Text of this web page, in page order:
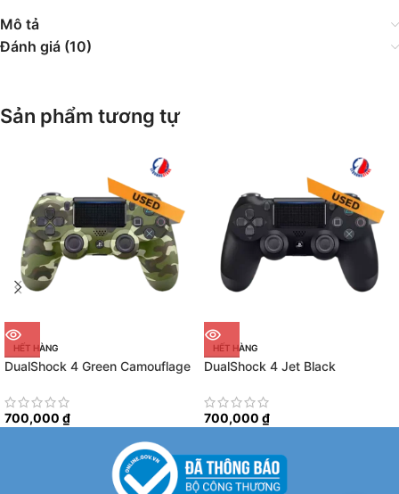
Mô tả
Đánh giá (10)
Sản phẩm tương tự
HẾT HÀNG
DualShock 4 Green Camouflage
700,000 ₫
HẾT HÀNG
DualShock 4 Jet Black
700,000 ₫